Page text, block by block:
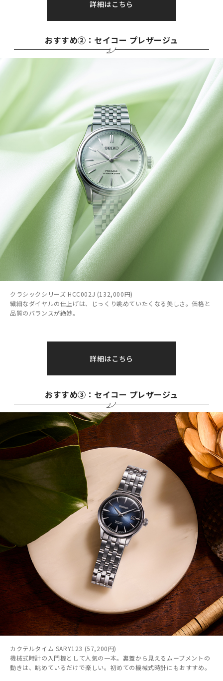
詳細はこちら
おすすめ②：セイコー プレザージュ
クラシックシリーズ HCC002J (132,000円)
繊細なダイヤルの仕上げは、じっくり眺めていたくなる美しさ。価格と
品質のバランスが絶妙。
詳細はこちら
おすすめ③：セイコー プレザージュ
カクテルタイム SARY123 (57,200円)
機械式時計の入門機として人気の一本。裏蓋から見えるムーブメントの
動きは、眺めているだけで楽しい。初めての機械式時計にもおすすめ。